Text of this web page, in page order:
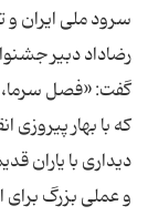
سرود ملی ایران و
رضاداد دبیر
گفت: «فصل
كه با بهار
دیداری با یاران
و عملی بزرگ